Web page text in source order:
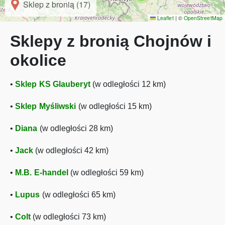
Sklep z bronią (17)
Leaflet | © OpenStreetMap
Sklepy z bronią Chojnów i
okolice
• Sklep KS Glauberyt(w odległości 12 km)
• Sklep Myśliwski (w odległości 15 km)
• Diana (w odległości 28 km)
• Jack (w odległości 42 km)
• M.B. E-handel (w odległości 59 km)
• Lupus (w odległości 65 km)
• Colt (w odległości 73 km)